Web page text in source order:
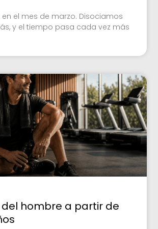
el mes de marzo. Disociamos
y el tiempo pasa cada vez más
del hombre a partir de